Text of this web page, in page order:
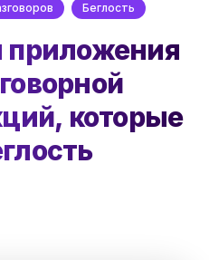
Беглость
приложения
которые